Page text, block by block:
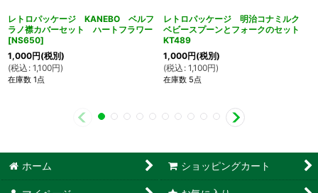
レトロパッケージ KANEBO ベルフ
ラノ襟カバーセット ハートフラワー
[NS650]
1,000円(税別)
(税込 : 1,100円)
在庫数 1点
レトロパッケージ 明治コナミルク
ベビースプーンとフォークのセット
KT489
1,000円(税別)
(税込 : 1,100円)
在庫数 5点
ホーム ショッピングカート